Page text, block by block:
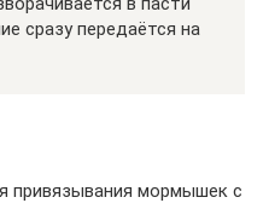
сразу передаётся на
привязывания мормышек с